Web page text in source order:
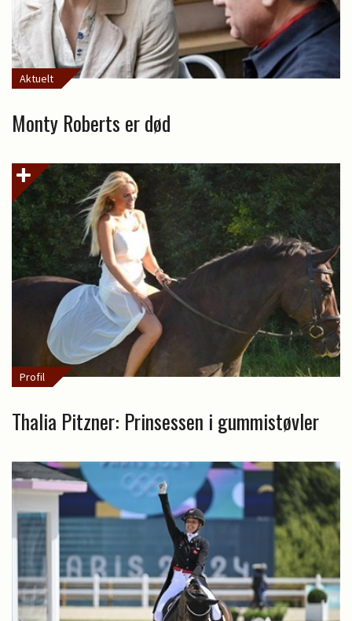
Aktuelt
Monty Roberts er død
Profil
Thalia Pitzner: Prinsessen i gummistøvler